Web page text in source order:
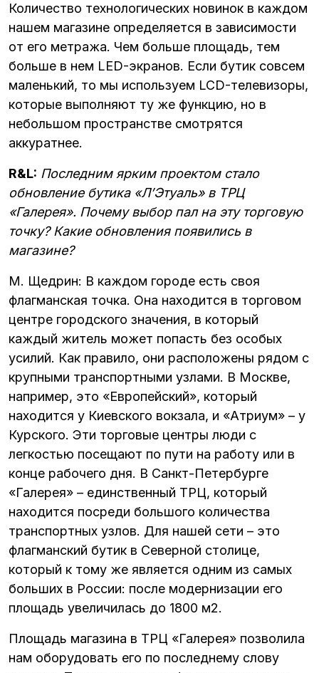
Количество технологических новинок в каждом
нашем магазине определяется в зависимости
от его метража. Чем больше площадь, тем
больше в нем LED-экранов. Если бутик совсем
маленький, то мы используем LCD-телевизоры,
которые выполняют ту же функцию, но в
небольшом пространстве смотрятся
аккуратнее.
R&L: Последним ярким проектом стало
обновление бутика «Л’Этуаль» в ТРЦ
«Галерея». Почему выбор пал на эту торговую
точку? Какие обновления появились в
магазине?
М. Щедрин: В каждом городе есть своя
флагманская точка. Она находится в торговом
центре городского значения, в который
каждый житель может попасть без особых
усилий. Как правило, они расположены рядом с
крупными транспортными узлами. В Москве,
например, это «Европейский», который
находится у Киевского вокзала, и «Атриум» – у
Курского. Эти торговые центры люди с
легкостью посещают по пути на работу или в
конце рабочего дня. В Санкт-Петербурге
«Галерея» – единственный ТРЦ, который
находится посреди большого количества
транспортных узлов. Для нашей сети – это
флагманский бутик в Северной столице,
который к тому же является одним из самых
больших в России: после модернизации его
площадь увеличилась до 1800 м2.
Площадь магазина в ТРЦ «Галерея» позволила
нам оборудовать его по последнему слову